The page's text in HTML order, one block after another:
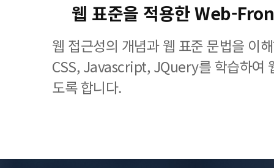
웹 표준을 적용한 Web-
웹 접근성의 개념과 웹 표준 문법을 이
CSS, Javascript, JQuery를 학습하여
도록 합니다.